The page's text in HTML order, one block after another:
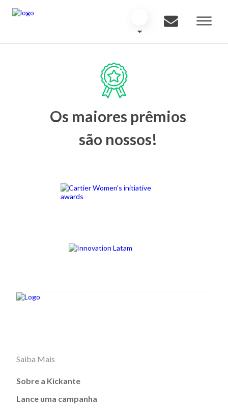
Os maiores prêmios
são nossos!
Saiba Mais
Sobre a Kickante
Lance uma campanha